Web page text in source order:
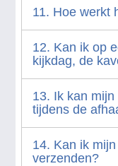
11. Hoe werkt
12. Kan ik op
kijkdag, de
13. Ik kan
tijdens de
14. Kan ik
verzenden?